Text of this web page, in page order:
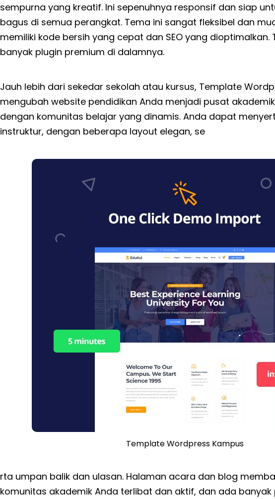
sempurna yang kreatif. Ini sepenuhnya responsif dan siap
bagus di semua perangkat. Tema ini sangat fleksibel dan
memiliki kode bersih yang cepat dan SEOyang dioptimalkan.
banyak plugin premium di dalamnya.
Jauh lebih dari sekedar sekolah atau kursus, Template
mengubah website pendidikan Anda menjadi pusat
dengan komunitas belajar yang dinamis. Anda dapat
instruktur, dengan beberapa layout elegan, se
Template Wordpress Kampus
rta umpan balik dan ulasan. Halaman acara dan blog
komunitas akademik Anda terlibat dan aktif, dan ada